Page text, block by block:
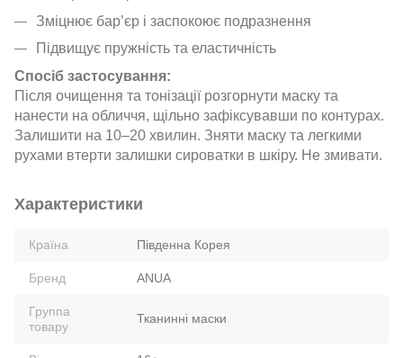
Зміцнює бар’єр і заспокоює подразнення
Підвищує пружність та еластичність
Спосіб застосування:
Після очищення та тонізації розгорнути маску та
нанести на обличчя, щільно зафіксувавши по контурах.
Залишити на 10–20 хвилин. Зняти маску та легкими
рухами втерти залишки сироватки в шкіру. Не змивати.
Характеристики
Країна Південна Корея
Бренд ANUA
Группа
товару
Тканинні маски